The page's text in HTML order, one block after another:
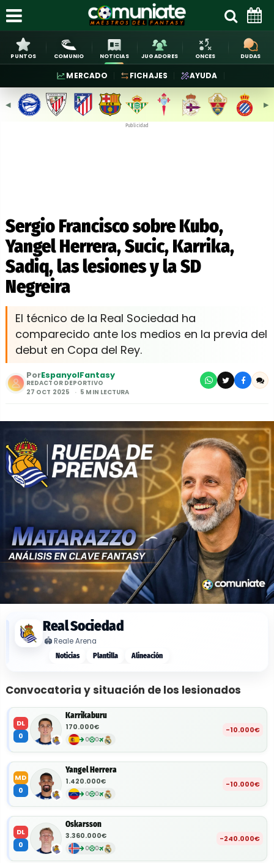
PUNTOS COMUNIO NOTICIAS JUGADORES ONCES DUDAS
MERCADO FICHAJES AYUDA
◀︎ ▶︎
Publicidad
Sergio Francisco sobre Kubo,
Yangel Herrera, Sucic, Karrika,
Sadiq, las lesiones y la SD
Negreira
El técnico de la Real Sociedad ha
comparecido ante los medios en la previa del
debut en Copa del Rey.
PorEspanyolFantasy
REDACTOR DEPORTIVO
27 OCT 2025
5 MIN LECTURA
Real Sociedad
🏟️Reale Arena
Noticias Plantilla Alineación
Convocatoria y situación de los lesionados
DL
0
Karrikaburu
170.000€
0 0
-10.000€
MD
0
Yangel Herrera
1.420.000€
0 0
-10.000€
DL
0
Oskarsson
3.360.000€
0 0
-240.000€